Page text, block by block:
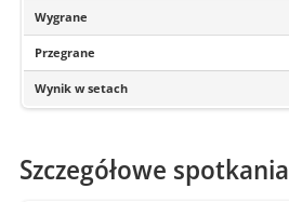
Wygrane
Przegrane
Wynik w setach
Szczegółowe spotkania